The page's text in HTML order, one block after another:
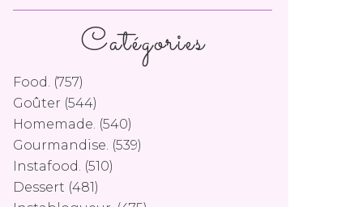
Catégories
Food. (757)
Goûter (544)
Homemade. (540)
Gourmandise. (539)
Instafood. (510)
Dessert (481)